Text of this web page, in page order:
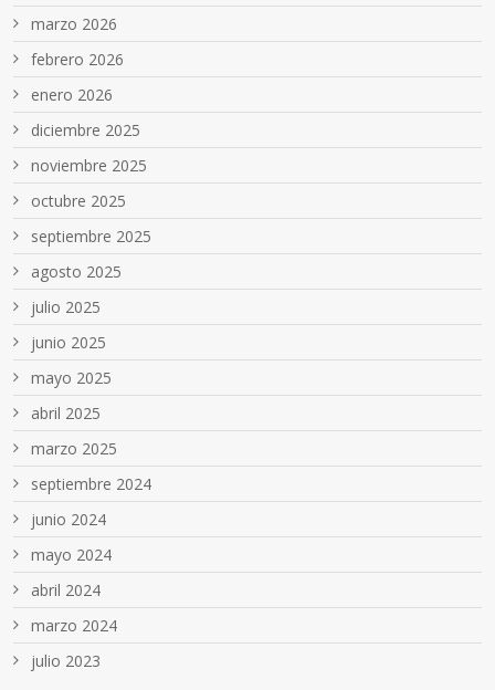
marzo 2026
febrero 2026
enero 2026
diciembre 2025
noviembre 2025
octubre 2025
septiembre 2025
agosto 2025
julio 2025
junio 2025
mayo 2025
abril 2025
marzo 2025
septiembre 2024
junio 2024
mayo 2024
abril 2024
marzo 2024
julio 2023